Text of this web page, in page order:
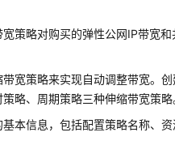
策略对购买的弹性公网IP带宽
宽策略来实现自动调整带宽。
略、周期策略三种伸缩带宽策略
本信息，包括配置策略名称、资